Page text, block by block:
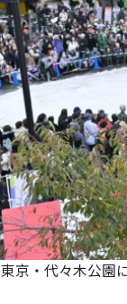
京・代々木公園